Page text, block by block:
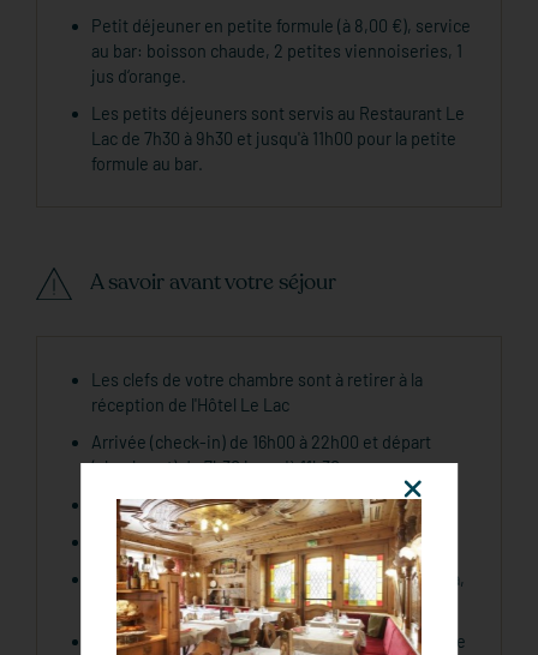
Petit déjeuner en petite formule (à 8,00 €), service
au bar: boisson chaude, 2 petites viennoiseries, 1
jus d‘orange.
Les petits déjeuners sont servis au Restaurant Le
Lac de 7h30 à 9h30 et jusqu'à 11h00 pour la petite
formule au bar.
A savoir avant votre séjour
Les clefs de votre chambre sont à retirer à la
réception de l'Hôtel Le Lac
Arrivée (check-in) de 16h00 à 22h00 et départ
(check-out) de 7h30 jusqu'à 11h30
Ascenseur (jusqu’au 2 ème étage)
Accessibilité PMR
Moyens de paiement : Eurocard, Mastercard, Visa,
Espèces.
Supplément chien 15€ par jour et par animal (autre